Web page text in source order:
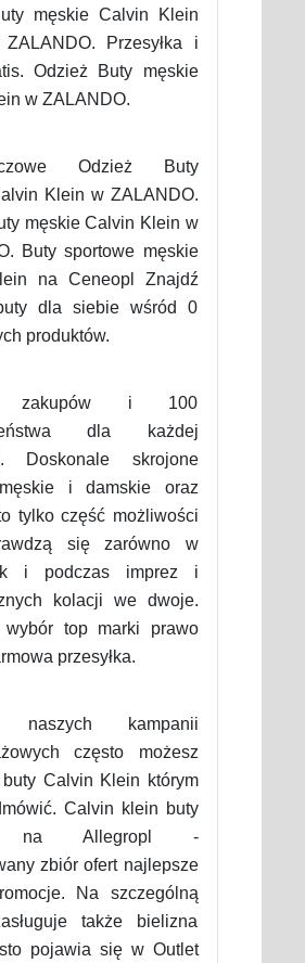
męskie Calvin Klein
Przesyłka i
Odzież Buty męskie
w ZALANDO.
Odzież Buty
Klein w ZALANDO.
męskie Calvin Klein w
Buty sportowe męskie
na Ceneopl Znajdź
dla siebie wśród 0
produktów.
zakupów i 100
dla każdej
Doskonale skrojone
i damskie oraz
tylko część możliwości
się zarówno w
i podczas imprez i
kolacji we dwoje.
wybór top marki prawo
przesyłka.
naszych kampanii
często możesz
buty Calvin Klein którym
Calvin klein buty
na Allegropl -
zbiór ofert najlepsze
Na szczególną
także bielizna
pojawia się w Outlet